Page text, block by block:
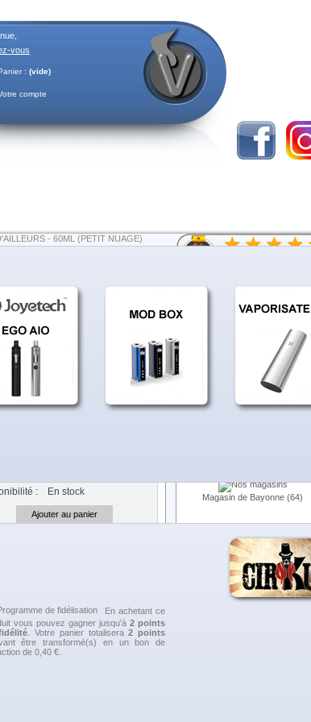
vous
: (vide)
compte
- 60ML (PETIT NUAGE)
infusé rafraîchit par
menthe feuille
: En stock
En achetant ce
vous pouvez gagner jusqu'à 2points
. Votre panier totalisera2 points
être transformé(s) en un bon de
de 0,40 €.
PANIER
0,00 €
0,00 €
Commander
Magasin de Bayonne (64)
MEILLEURES VENTES